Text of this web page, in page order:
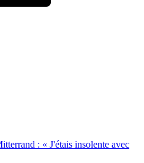
: « J'étais insolente avec